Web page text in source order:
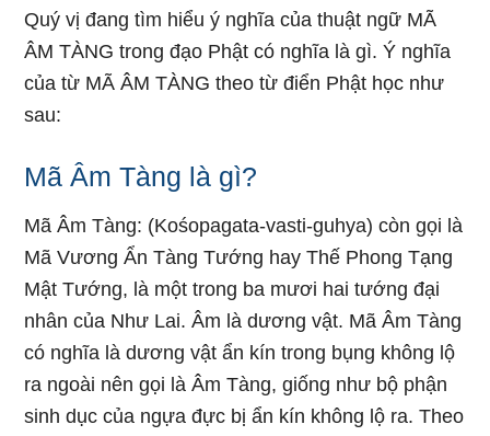
Quý vị đang tìm hiểu ý nghĩa của thuật ngữ MÃ
ÂM TÀNG trong đạo Phật có nghĩa là gì. Ý nghĩa
của từ MÃ ÂM TÀNG theo từ điển Phật học như
sau:
Mã Âm Tàng là gì?
Mã Âm Tàng: (Kośopagata-vasti-guhya) còn gọi là
Mã Vương Ẩn Tàng Tướng hay Thế Phong Tạng
Mật Tướng, là một trong ba mươi hai tướng đại
nhân của Như Lai. Âm là dương vật. Mã Âm Tàng
có nghĩa là dương vật ẩn kín trong bụng không lộ
ra ngoài nên gọi là Âm Tàng, giống như bộ phận
sinh dục của ngựa đực bị ẩn kín không lộ ra. Theo